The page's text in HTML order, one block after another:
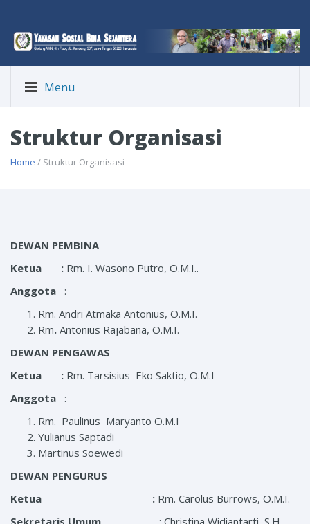
Menu
Struktur Organisasi
Home / Struktur Organisasi
DEWAN PEMBINA
Ketua : Rm. I. Wasono Putro, O.M.I..
Anggota :
Rm. Andri Atmaka Antonius, O.M.I.
Rm. Antonius Rajabana, O.M.I.
DEWAN PENGAWAS
Ketua : Rm. Tarsisius Eko Saktio, O.M.I
Anggota :
Rm. Paulinus Maryanto O.M.I
Yulianus Saptadi
Martinus Soewedi
DEWAN PENGURUS
Ketua : Rm. Carolus Burrows, O.M.I.
Sekretaris Umum : Christina Widiantarti, S.H.